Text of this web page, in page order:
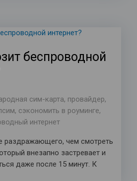
беспроводной
сим-карта, провайдер,
, сэкономить в роуминге,
интернет
раздражающего, чем смотреть
внезапно застревает и
даже после 15 минут. К